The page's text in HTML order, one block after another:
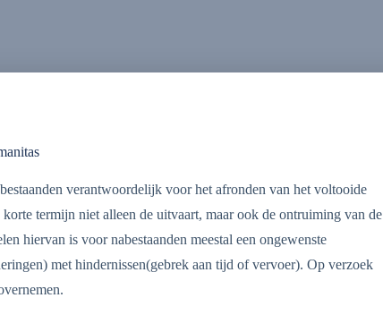
verantwoordelijk voor het afronden van het voltooide
termijn niet alleen de uitvaart, maar ook de ontruiming van de
hiervan is voor nabestaanden meestal een ongewenste
met hindernissen(gebrek aan tijd of vervoer). Op verzoek